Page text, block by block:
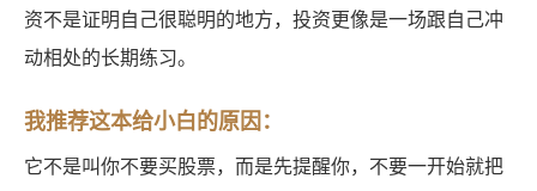
资不是证明自己很聪明的地方，投资更像是一场跟自己冲
动相处的长期练习。
我推荐这本给小白的原因：
它不是叫你不要买股票，而是先提醒你，不要一开始就把